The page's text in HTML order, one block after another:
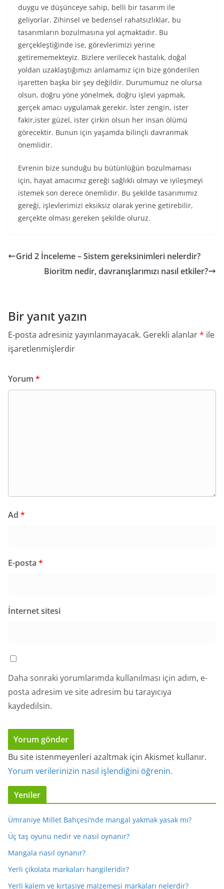
duygu ve düşünceye sahip, belli bir tasarım ile
geliyorlar. Zihinsel ve bedensel rahatsızlıklar, bu
tasarımların bozulmasına yol açmaktadır. Bu
gerçekleştiğinde ise, görevlerimizi yerine
getirememekteyiz. Bizlere verilecek hastalık, doğal
yoldan uzaklaştığımızı anlamamız için bize gönderilen
işaretten başka bir şey değildir. Durumumuz ne olursa
olsun, doğru yöne yönelmek, doğru işlevi yapmak,
gerçek amacı uygulamak gerekir. İster zengin, ister
fakir,ister güzel, ister çirkin olsun her insan ölümü
görecektir. Bunun için yaşamda bilinçli davranmak
önemlidir.
Evrenin bize sunduğu bu bütünlüğün bozulmaması
için, hayat amacımız gereği sağlıklı olmayı ve iyileşmeyi
istemek son derece önemlidir. Bu şekilde tasarımımız
gereği, işlevlerimizi eksiksiz olarak yerine getirebilir,
gerçekte olması gereken şekilde oluruz.
Grid 2 İnceleme – Sistem gereksinimleri nelerdir?
Bioritm nedir, davranışlarımızı nasıl etkiler?
Bir yanıt yazın
E-posta adresiniz yayınlanmayacak. Gerekli alanlar* ile
işaretlenmişlerdir
Yorum *
Ad *
E-posta *
İnternet sitesi
Daha sonraki yorumlarımda kullanılması için adım, e-
posta adresim ve site adresim bu tarayıcıya
kaydedilsin.
Bu site istenmeyenleri azaltmak için Akismet kullanır.
Yorum verilerinizin nasıl işlendiğini öğrenin.
Yeniler
Ümraniye Millet Bahçesi’nde mangal yakmak yasak mı?
Üç taş oyunu nedir ve nasıl oynanır?
Mangala nasıl oynanır?
Yerli çikolata markaları hangileridir?
Yerli kalem ve kırtasiye malzemesi markaları nelerdir?